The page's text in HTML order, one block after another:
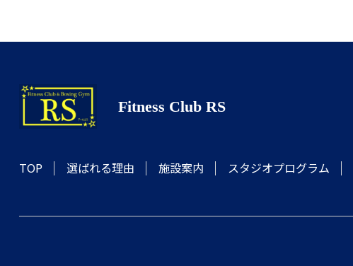
Fitness Club RS
TOP 選ばれる理由 施設案内 スタジオプログラム